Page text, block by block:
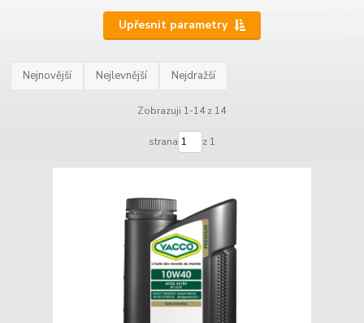
Upřesnit parametry
Nejnovější Nejlevnější Nejdražší
Zobrazuji 1-14 z 14
strana z 1